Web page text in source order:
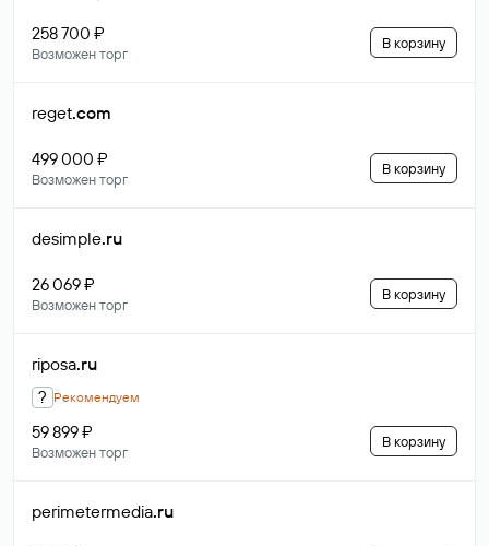
258 700 ₽
Возможен торг
В корзину
reget.com
499 000 ₽
Возможен торг
В корзину
desimple.ru
26 069 ₽
Возможен торг
В корзину
riposa.ru
? Рекомендуем
59 899 ₽
Возможен торг
В корзину
perimetermedia.ru